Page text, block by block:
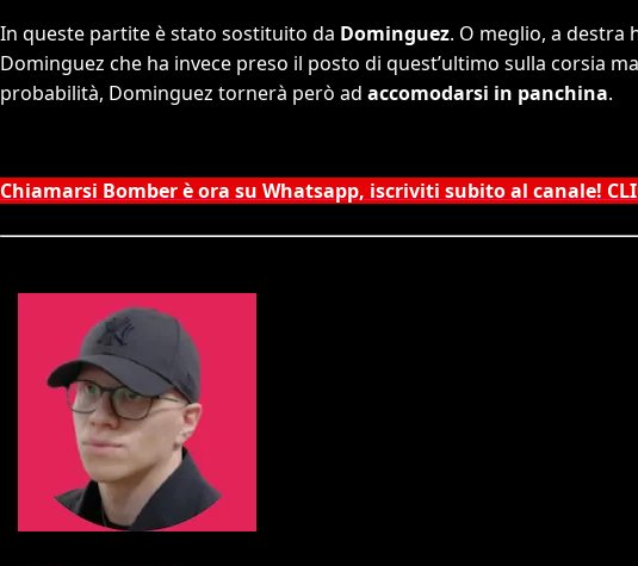
In queste partite è stato sostituito da Dominguez. O meglio, a destra
Dominguez che ha invece preso il posto di quest’ultimo sulla corsia
probabilità, Dominguez tornerà però ad accomodarsi in panchina.
Chiamarsi Bomber è ora su Whatsapp, iscriviti subito al canale!